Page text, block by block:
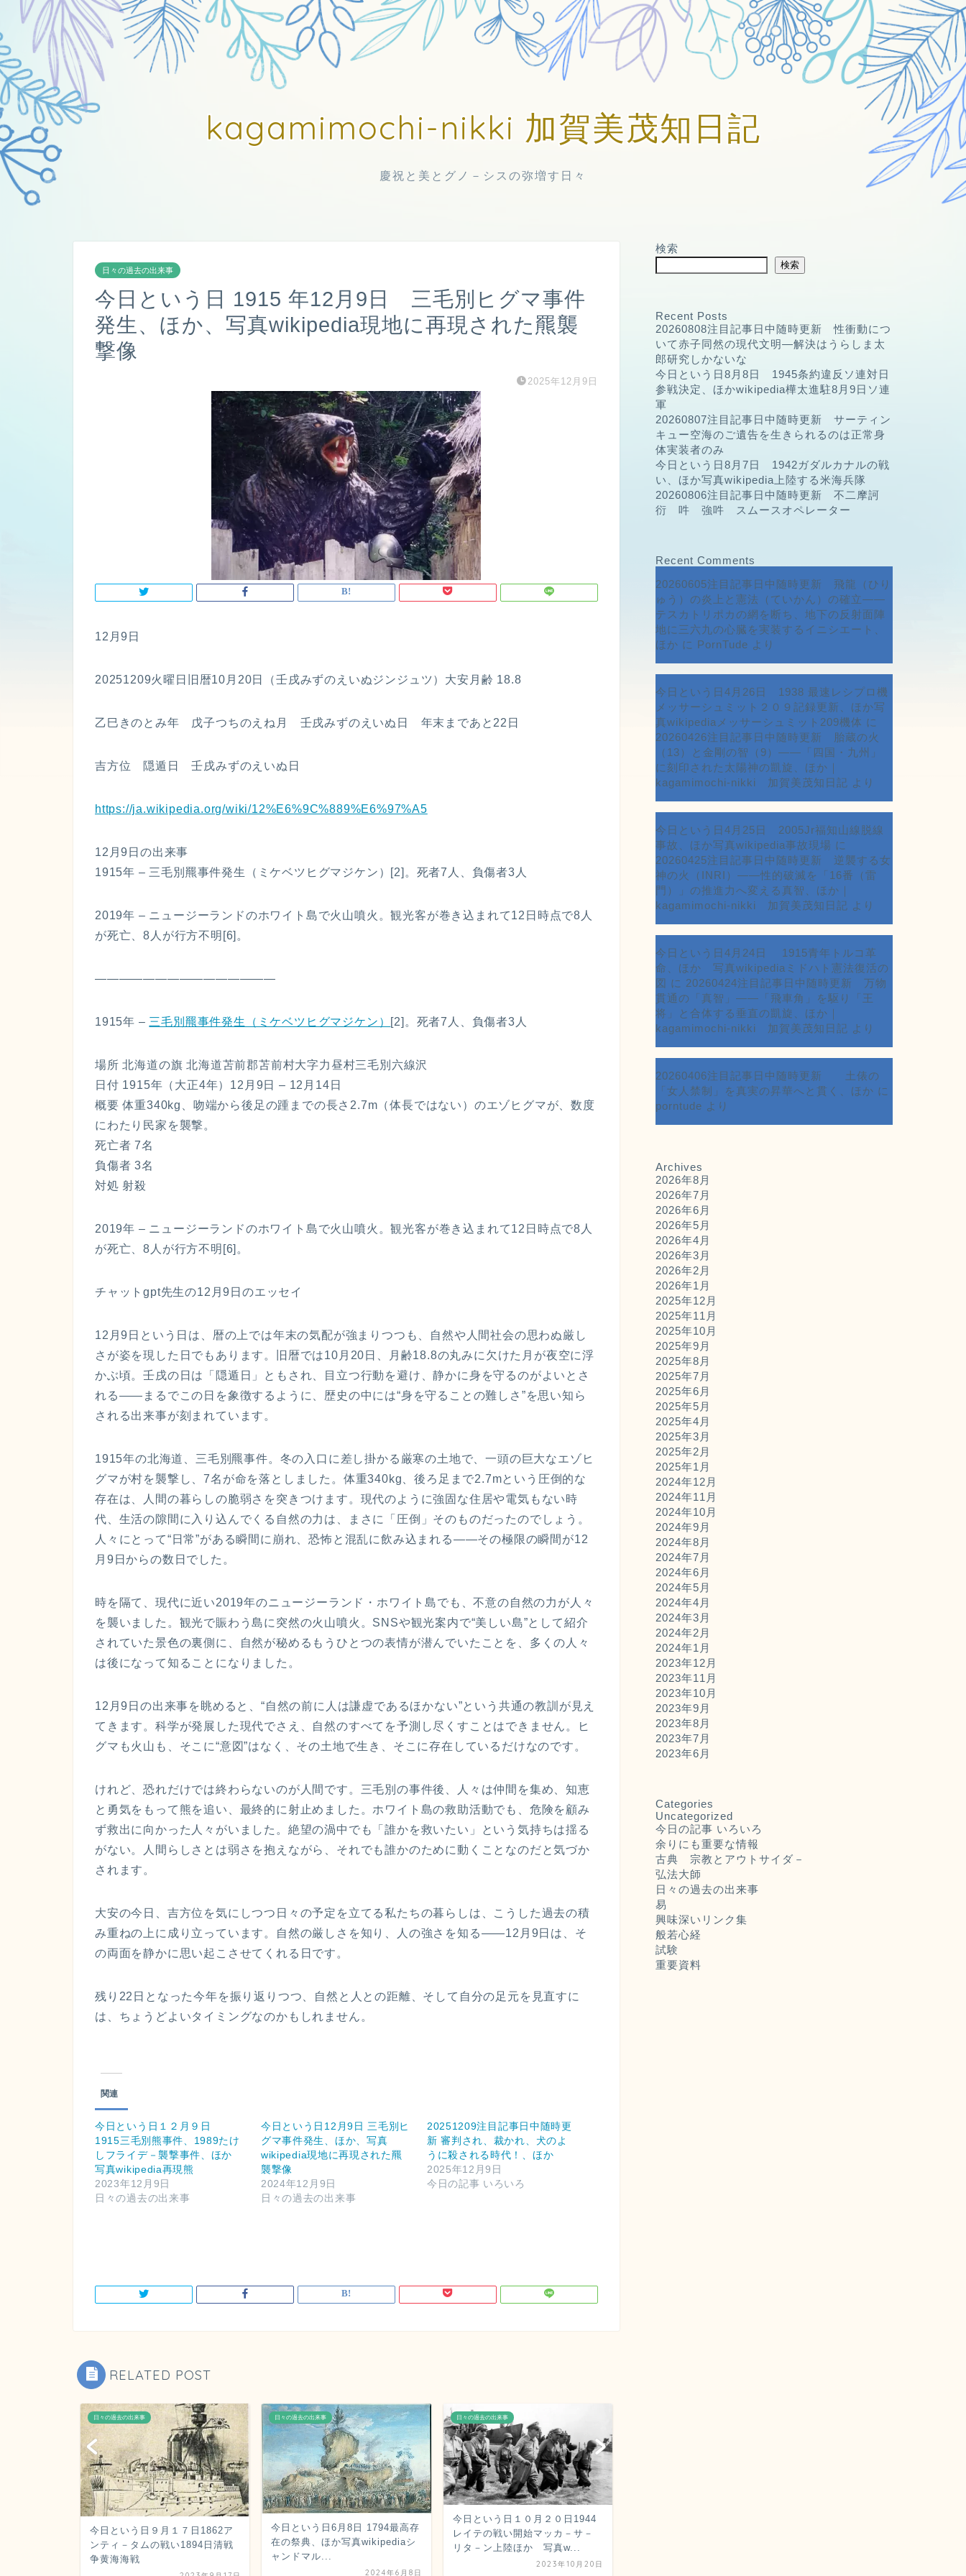
kagamimochi-nikki 加賀美茂知日記
慶祝と美とグノ－シスの弥増す日々
日々の過去の出来事
今日という日 1915 年12月9日 三毛別ヒグマ事件
発生、ほか、写真wikipedia現地に再現された羆襲
撃像
2025年12月9日
12月9日
20251209火曜日旧暦10月20日（壬戌みずのえいぬジンジュツ）大安月齢 18.8
乙巳きのとみ年 戊子つちのえね月 壬戌みずのえいぬ日 年末まであと22日
吉方位 隠遁日 壬戌みずのえいぬ日
https://ja.wikipedia.org/wiki/12%E6%9C%889%E6%97%A5
12月9日の出来事
1915年 – 三毛別羆事件発生（ミケベツヒグマジケン）[2]。死者7人、負傷者3人
2019年 – ニュージーランドのホワイト島で火山噴火。観光客が巻き込まれて12日時点で8人
が死亡、8人が行方不明[6]。
———————————————
1915年 – 三毛別羆事件発生（ミケベツヒグマジケン） [2]。死者7人、負傷者3人
場所 北海道の旗 北海道苫前郡苫前村大字力昼村三毛別六線沢
日付 1915年（大正4年）12月9日 – 12月14日
概要 体重340kg、吻端から後足の踵までの長さ2.7m（体長ではない）のエゾヒグマが、数度
にわたり民家を襲撃。
死亡者 7名
負傷者 3名
対処 射殺
2019年 – ニュージーランドのホワイト島で火山噴火。観光客が巻き込まれて12日時点で8人
が死亡、8人が行方不明[6]。
チャットgpt先生の12月9日のエッセイ
12月9日という日は、暦の上では年末の気配が強まりつつも、自然や人間社会の思わぬ厳し
さが姿を現した日でもあります。旧暦では10月20日、月齢18.8の丸みに欠けた月が夜空に浮
かぶ頃。壬戌の日は「隠遁日」ともされ、目立つ行動を避け、静かに身を守るのがよいとさ
れる――まるでこの日を象徴するように、歴史の中には“身を守ることの難しさ”を思い知ら
される出来事が刻まれています。
1915年の北海道、三毛別羆事件。冬の入口に差し掛かる厳寒の土地で、一頭の巨大なエゾヒ
グマが村を襲撃し、7名が命を落としました。体重340kg、後ろ足まで2.7mという圧倒的な
存在は、人間の暮らしの脆弱さを突きつけます。現代のように強固な住居や電気もない時
代、生活の隙間に入り込んでくる自然の力は、まさに「圧倒」そのものだったのでしょう。
人々にとって“日常”がある瞬間に崩れ、恐怖と混乱に飲み込まれる――その極限の瞬間が12
月9日からの数日でした。
時を隔て、現代に近い2019年のニュージーランド・ホワイト島でも、不意の自然の力が人々
を襲いました。観光で賑わう島に突然の火山噴火。SNSや観光案内で“美しい島”として紹介
されていた景色の裏側に、自然が秘めるもうひとつの表情が潜んでいたことを、多くの人々
は後になって知ることになりました。
12月9日の出来事を眺めると、“自然の前に人は謙虚であるほかない”という共通の教訓が見え
てきます。科学が発展した現代でさえ、自然のすべてを予測し尽くすことはできません。ヒ
グマも火山も、そこに“意図”はなく、その土地で生き、そこに存在しているだけなのです。
けれど、恐れだけでは終わらないのが人間です。三毛別の事件後、人々は仲間を集め、知恵
と勇気をもって熊を追い、最終的に射止めました。ホワイト島の救助活動でも、危険を顧み
ず救出に向かった人々がいました。絶望の渦中でも「誰かを救いたい」という気持ちは揺る
がない。人間らしさとは弱さを抱えながら、それでも誰かのために動くことなのだと気づか
されます。
大安の今日、吉方位を気にしつつ日々の予定を立てる私たちの暮らしは、こうした過去の積
み重ねの上に成り立っています。自然の厳しさを知り、人の強さを知る――12月9日は、そ
の両面を静かに思い起こさせてくれる日です。
残り22日となった今年を振り返りつつ、自然と人との距離、そして自分の足元を見直すに
は、ちょうどよいタイミングなのかもしれません。
関連
今日という日１２月９日
1915三毛別熊事件、1989たけ
しフライデ－襲撃事件、ほか
写真wikipedia再現熊
2023年12月9日
日々の過去の出来事
今日という日12月9日 三毛別ヒ
グマ事件発生、ほか、写真
wikipedia現地に再現された羆
襲撃像
2024年12月9日
日々の過去の出来事
20251209注目記事日中随時更
新 審判され、裁かれ、犬のよ
うに殺される時代！、ほか
2025年12月9日
今日の記事 いろいろ
RELATED POST
日々の過去の出来事
今日という日９月１７日1862ア
ンティ－タムの戦い1894日清戦
争黄海海戦
日々の過去の出来事
今日という日6月8日 1794最高存
在の祭典、ほか写真wikipediaシ
ャンドマル...
2024年6月8日
日々の過去の出来事
今日という日１０月２０日1944
レイテの戦い開始マッカ－サ－
リタ－ン上陸ほか 写真w...
2023年10月20日
検索
検索
Recent Posts
20260808注目記事日中随時更新 性衝動につ
いて赤子同然の現代文明—解決はうらしま太
郎研究しかないな
今日という日8月8日 1945条約違反ソ連対日
参戦決定、ほかwikipedia樺太進駐8月9日ソ連
軍
20260807注目記事日中随時更新 サーティン
キュー空海のご遺告を生きられるのは正常身
体実装者のみ
今日という日8月7日 1942ガダルカナルの戦
い、ほか写真wikipedia上陸する米海兵隊
20260806注目記事日中随時更新 不二摩訶
衍 吽 強吽 スムースオペレーター
Recent Comments
20260605注目記事日中随時更新 飛龍（ひり
ゅう）の炎上と憲法（ていかん）の確立――
テスカトリポカの網を断ち、地下の反射面陣
地に三六九の心臓を実装するイニシエート、
ほか に PornTude より
今日という日4月26日 1938 最速レシプロ機
メッサーシュミット２０９記録更新、ほか写
真wikipediaメッサーシュミット209機体 に
20260426注目記事日中随時更新 胎蔵の火
（13）と金剛の智（9）――「四国・九州」
に刻印された太陽神の凱旋、ほか｜
kagamimochi-nikki 加賀美茂知日記 より
今日という日4月25日 2005Jr福知山線脱線
事故、ほか写真wikipedia事故現場 に
20260425注目記事日中随時更新 逆襲する女
神の火（INRI）――性的破滅を「16番（雷
門）」の推進力へ変える真智、ほか｜
kagamimochi-nikki 加賀美茂知日記 より
今日という日4月24日 1915青年トルコ革
命、ほか 写真wikipediaミドハト憲法復活の
図 に 20260424注目記事日中随時更新 万物
貫通の「真智」――「飛車角」を駆り「王
将」と合体する垂直の凱旋、ほか｜
kagamimochi-nikki 加賀美茂知日記 より
20260406注目記事日中随時更新 土俵の
「女人禁制」を真実の昇華へと貫く、ほか に
porntude より
Archives
2026年8月
2026年7月
2026年6月
2026年5月
2026年4月
2026年3月
2026年2月
2026年1月
2025年12月
2025年11月
2025年10月
2025年9月
2025年8月
2025年7月
2025年6月
2025年5月
2025年4月
2025年3月
2025年2月
2025年1月
2024年12月
2024年11月
2024年10月
2024年9月
2024年8月
2024年7月
2024年6月
2024年5月
2024年4月
2024年3月
2024年2月
2024年1月
2023年12月
2023年11月
2023年10月
2023年9月
2023年8月
2023年7月
2023年6月
Categories
Uncategorized
今日の記事 いろいろ
余りにも重要な情報
古典 宗教とアウトサイダ－
弘法大師
日々の過去の出来事
易
興味深いリンク集
般若心経
試験
重要資料